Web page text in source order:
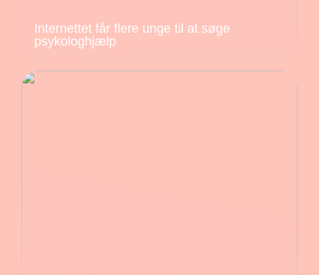
Internettet får flere unge til at søge
psykologhjælp